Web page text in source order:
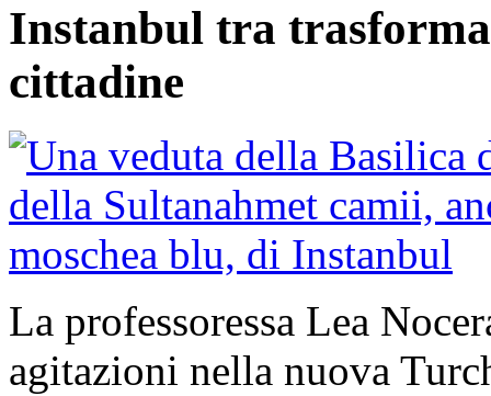
Instanbul tra
cittadine
La professoressa Lea
agitazioni nella nuova